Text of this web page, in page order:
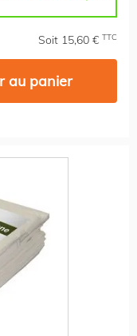
Soit 15,60 € TTC
au panier